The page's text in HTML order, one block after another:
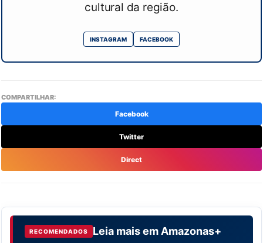
cultural da região.
INSTAGRAM FACEBOOK
COMPARTILHAR:
Facebook
Twitter
Direct
RECOMENDADOS Leia mais emAmazonas+